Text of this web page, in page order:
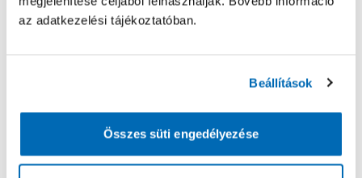
az adatkezelési tájékoztatóban.
Beállítások
Összes süti engedélyezése